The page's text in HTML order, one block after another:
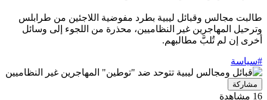
طالبت مجالس وقبائل ليبية بطرد مفوضية اللاجئين من طرابلس
وترحيل المهاجرين غير النظاميين، محذرة من اللجوء إلى وسائل
أخرى إن لم تُلبَّ مطالبهم.
#سياسة
مشاركة
16 مشاهدة